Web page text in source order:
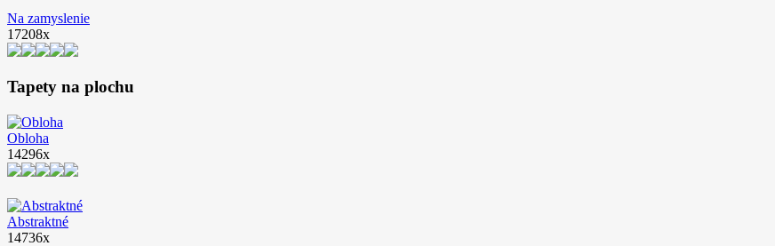
Na zamyslenie
17208x
Tapety na plochu
Obloha
14296x
Abstraktné
14736x